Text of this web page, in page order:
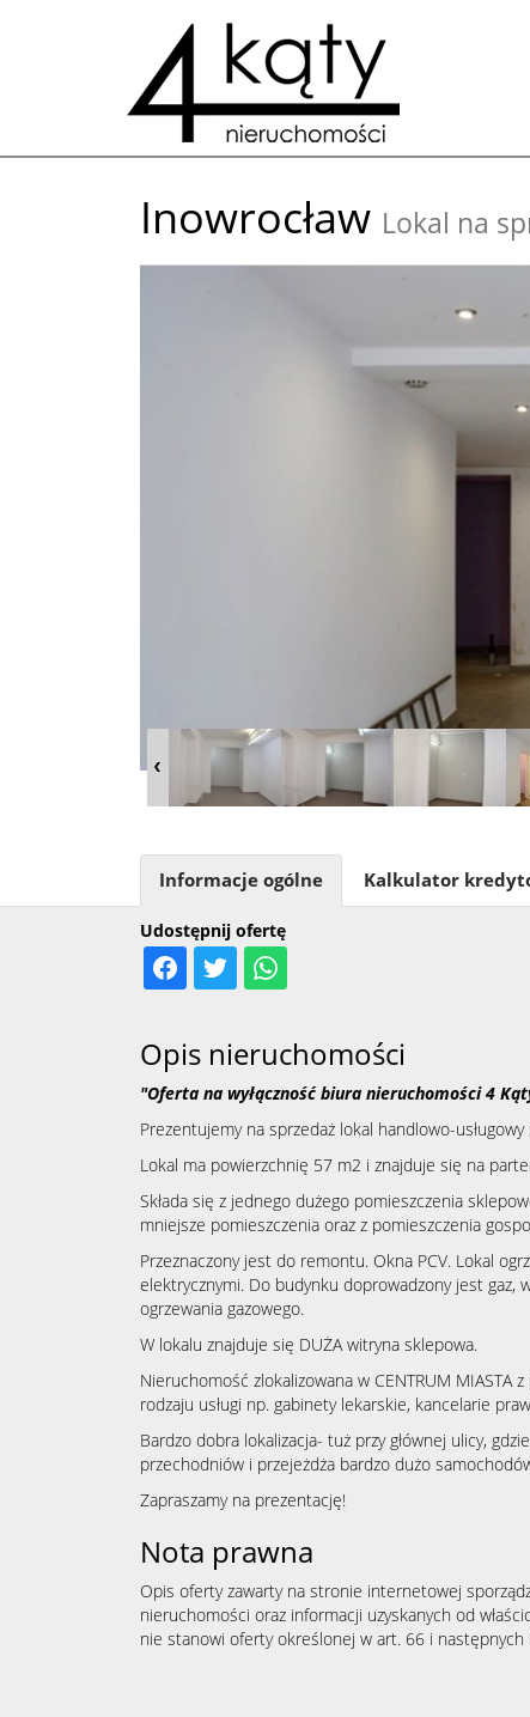
Inowrocław Lokal na
Udostępnij ofertę
Informacje ogólne Kalkulator
Opis nieruchomości
"Oferta na wyłączność biura nieruchomości 4
Prezentujemy na sprzedaż lokal handlowo-usługowy
Lokal ma powierzchnię 57 m2 i znajduje się na
Składa się z jednego dużego pomieszczenia
mniejsze pomieszczenia oraz z pomieszczenia
Przeznaczony jest do remontu. Okna PCV. Lokal
elektrycznymi. Do budynku doprowadzony jest gaz,
ogrzewania gazowego.
W lokalu znajduje się DUŻA witryna sklepowa.
Nieruchomość zlokalizowana w CENTRUM MIASTA
rodzaju usługi np. gabinety lekarskie, kancelarie
Bardzo dobra lokalizacja- tuż przy głównej ulicy,
przechodniów i przejeżdża bardzo dużo
Zapraszamy na prezentację!
Nota prawna
Opis oferty zawarty na stronie internetowej
nieruchomości oraz informacji uzyskanych od
nie stanowi oferty określonej w art. 66 i następnych